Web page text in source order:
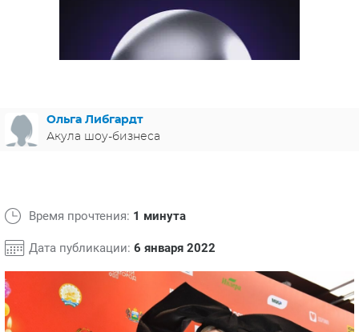
ФРАНЦИЯ
Ольга Либгардт
Акула шоу-бизнеса
Время прочтения: 1 минута
Дата публикации: 6 января 2022